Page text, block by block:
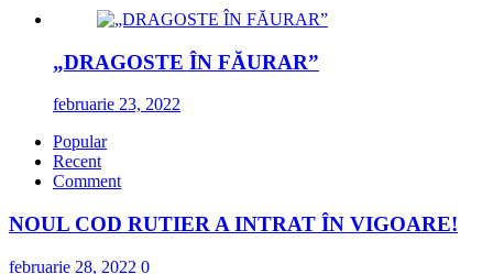
„DRAGOSTE ÎN FĂURAR”
februarie 23, 2022
Popular
Recent
Comment
NOUL COD RUTIER A INTRAT ÎN VIGOARE!
februarie 28, 2022 0